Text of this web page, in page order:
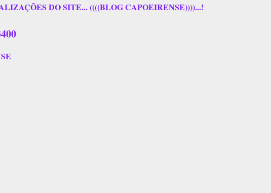
DO SITE... ((((BLOG CAPOEIRENSE))))...!
400